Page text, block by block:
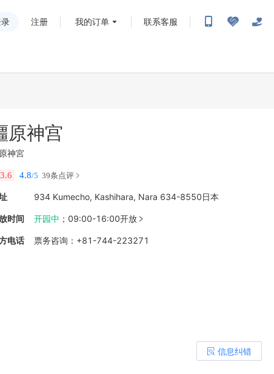
注册 我的订单 联系客服
原神宫
神宮
3.6 4.8/5 39条点评
934 Kumecho, Kashihara, Nara 634-8550日本
时间 开园中 ； 09:00-16:00开放 
电话 票务咨询 ： +81-744-223271
󰎒 信息纠错